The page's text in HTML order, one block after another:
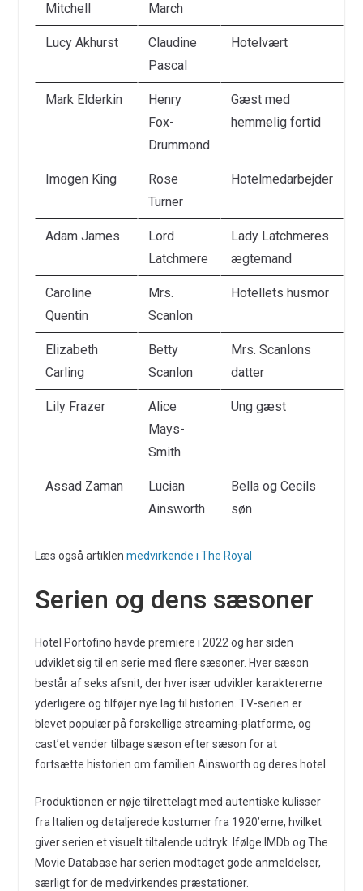
Mitchell
March
Lucy Akhurst
Claudine
Pascal
Hotelvært
Mark Elderkin
Henry
Fox-
Drummond
Gæst med
hemmelig fortid
Imogen King
Rose
Turner
Hotelmedarbejder
Adam James
Lord
Latchmere
Lady Latchmeres
ægtemand
Caroline
Quentin
Mrs.
Scanlon
Hotellets husmor
Elizabeth
Carling
Betty
Scanlon
Mrs. Scanlons
datter
Lily Frazer
Alice
Mays-
Smith
Ung gæst
Assad Zaman
Lucian
Ainsworth
Bella og Cecils
søn
Læs også artiklen medvirkende i The Royal
Serien og dens sæsoner
Hotel Portofino havde premiere i 2022 og har siden
udviklet sig til en serie med flere sæsoner. Hver sæson
består af seks afsnit, der hver især udvikler karaktererne
yderligere og tilføjer nye lag til historien. TV-serien er
blevet populær på forskellige streaming-platforme, og
cast’et vender tilbage sæson efter sæson for at
fortsætte historien om familien Ainsworth og deres hotel.
Produktionen er nøje tilrettelagt med autentiske kulisser
fra Italien og detaljerede kostumer fra 1920’erne, hvilket
giver serien et visuelt tiltalende udtryk. Ifølge IMDb og The
Movie Database har serien modtaget gode anmeldelser,
særligt for de medvirkendes præstationer.